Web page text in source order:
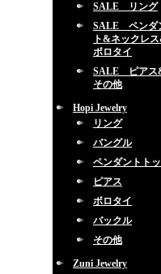
SALE リング
SALE ペンダ
ト&ネックレ
ボロタイ
SALE ピアス
その他
Hopi Jewelry
リング
バングル
ペンダントト
ピアス
ボロタイ
バックル
その他
Zuni Jewelry